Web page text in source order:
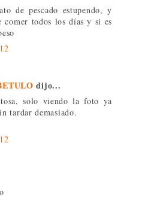
de pescado estupendo, y
comer todos los días y si es
dijo...
solo viendo la foto ya
tardar demasiado.